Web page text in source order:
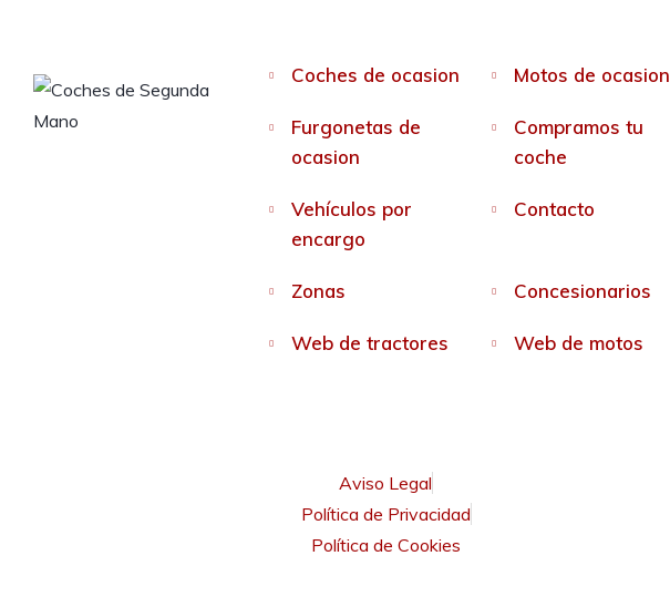
Coches de ocasion Motos de ocasion
Furgonetas de
ocasion
Compramos tu
coche
Vehículos por
encargo
Contacto
Zonas Concesionarios
Web de tractores Web de motos
Aviso Legal
Política de Privacidad
Política de Cookies